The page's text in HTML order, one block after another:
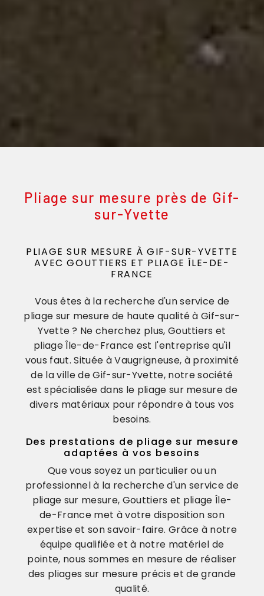
Pliage sur mesure près de Gif-
sur-Yvette
PLIAGE SUR MESURE À GIF-SUR-YVETTE
AVEC GOUTTIERS ET PLIAGE ÎLE-DE-
FRANCE
Vous êtes à la recherche d'un service de
pliage sur mesure de haute qualité à Gif-sur-
Yvette ? Ne cherchez plus, Gouttiers et
pliage Île-de-France est l'entreprise qu'il
vous faut. Située à Vaugrigneuse, à proximité
de la ville de Gif-sur-Yvette, notre société
est spécialisée dans le pliage sur mesure de
divers matériaux pour répondre à tous vos
besoins.
Des prestations de pliage sur mesure
adaptées à vos besoins
Que vous soyez un particulier ou un
professionnel à la recherche d'un service de
pliage sur mesure, Gouttiers et pliage Île-
de-France met à votre disposition son
expertise et son savoir-faire. Grâce à notre
équipe qualifiée et à notre matériel de
pointe, nous sommes en mesure de réaliser
des pliages sur mesure précis et de grande
qualité.